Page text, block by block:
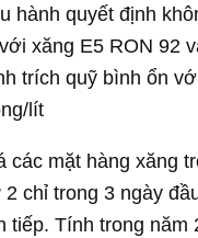
hành quyết định
xăng E5 RON 92
trích quỹ bình ổn
lít
các mặt hàng xăng
chỉ trong 3 ngày
tiếp. Tính trong năm